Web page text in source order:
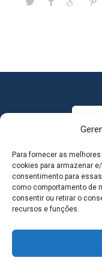
Para fornecer as
cookies para armazenar
consentimento para
como comportamento de
consentir ou retirar o
recursos e funções.
MAPA DO SITE